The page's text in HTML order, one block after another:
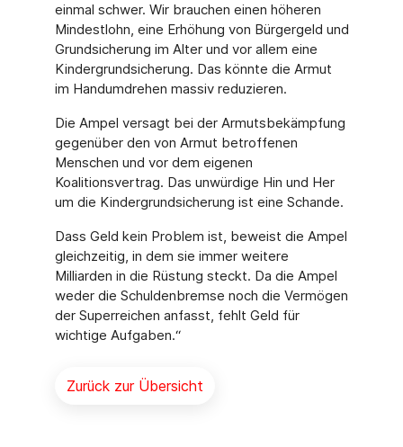
einmal schwer. Wir brauchen einen höheren
Mindestlohn, eine Erhöhung von Bürgergeld und
Grundsicherung im Alter und vor allem eine
Kindergrundsicherung. Das könnte die Armut
im Handumdrehen massiv reduzieren.
Die Ampel versagt bei der Armutsbekämpfung
gegenüber den von Armut betroffenen
Menschen und vor dem eigenen
Koalitionsvertrag. Das unwürdige Hin und Her
um die Kindergrundsicherung ist eine Schande.
Dass Geld kein Problem ist, beweist die Ampel
gleichzeitig, in dem sie immer weitere
Milliarden in die Rüstung steckt. Da die Ampel
weder die Schuldenbremse noch die Vermögen
der Superreichen anfasst, fehlt Geld für
wichtige Aufgaben.“
Zurück zur Übersicht